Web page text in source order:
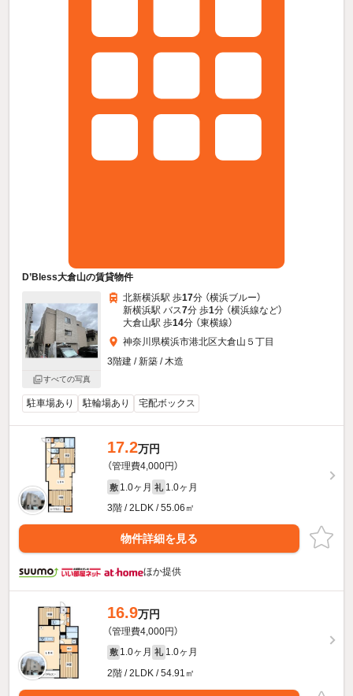
D’Bless大倉山の賃貸物件
すべての写真
北新横浜駅 歩17分 （横浜ブルー）
新横浜駅 バス7分 歩1分 （横浜線など）
大倉山駅 歩14分 （東横線）
神奈川県横浜市港北区大倉山５丁目
3階建 / 新築 / 木造
駐車場あり 駐輪場あり 宅配ボックス
17.2万円
（管理費4,000円）
敷 1.0ヶ月 礼 1.0ヶ月
3階 / 2LDK / 55.06㎡
物件詳細を見る
ほか提供
16.9万円
（管理費4,000円）
敷 1.0ヶ月 礼 1.0ヶ月
2階 / 2LDK / 54.91㎡